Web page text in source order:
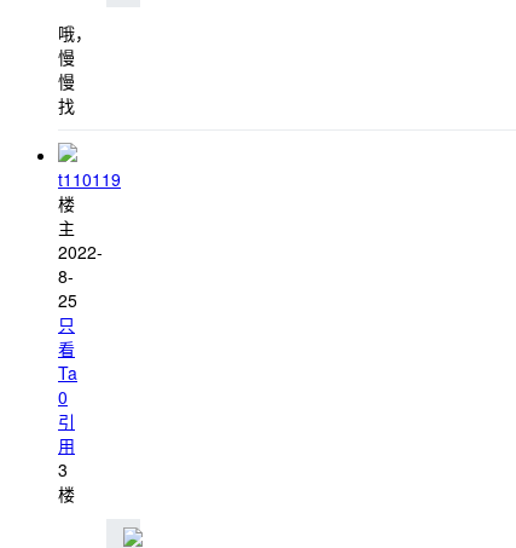
哦，
慢
慢
找
t110119
楼
主
2022-
8-
25
只
看
Ta
0
引
用
3
楼